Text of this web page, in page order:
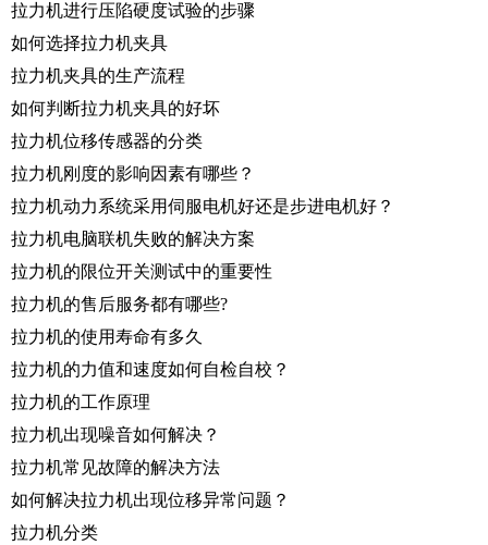
拉力机进行压陷硬度试验的步骤
如何选择拉力机夹具
拉力机夹具的生产流程
如何判断拉力机夹具的好坏
拉力机位移传感器的分类
拉力机刚度的影响因素有哪些？
拉力机动力系统采用伺服电机好还是步进电机好？
拉力机电脑联机失败的解决方案
拉力机的限位开关测试中的重要性
拉力机的售后服务都有哪些?
拉力机的使用寿命有多久
拉力机的力值和速度如何自检自校？
拉力机的工作原理
拉力机出现噪音如何解决？
拉力机常见故障的解决方法
如何解决拉力机出现位移异常问题？
拉力机分类